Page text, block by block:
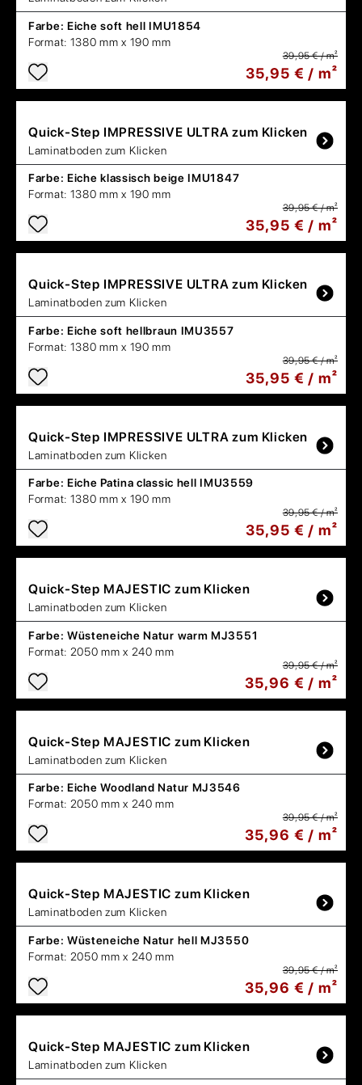
Farbe: Eiche soft hell IMU1854
Format: 1380 mm x 190 mm
39,95 € / m²
35,95 € / m²
Quick-Step IMPRESSIVE ULTRA zum Klicken
Laminatboden zum Klicken
Farbe: Eiche klassisch beige IMU1847
Format: 1380 mm x 190 mm
39,95 € / m²
35,95 € / m²
Quick-Step IMPRESSIVE ULTRA zum Klicken
Laminatboden zum Klicken
Farbe: Eiche soft hellbraun IMU3557
Format: 1380 mm x 190 mm
39,95 € / m²
35,95 € / m²
Quick-Step IMPRESSIVE ULTRA zum Klicken
Laminatboden zum Klicken
Farbe: Eiche Patina classic hell IMU3559
Format: 1380 mm x 190 mm
39,95 € / m²
35,95 € / m²
Quick-Step MAJESTIC zum Klicken
Laminatboden zum Klicken
Farbe: Wüsteneiche Natur warm MJ3551
Format: 2050 mm x 240 mm
39,95 € / m²
35,96 € / m²
Quick-Step MAJESTIC zum Klicken
Laminatboden zum Klicken
Farbe: Eiche Woodland Natur MJ3546
Format: 2050 mm x 240 mm
39,95 € / m²
35,96 € / m²
Quick-Step MAJESTIC zum Klicken
Laminatboden zum Klicken
Farbe: Wüsteneiche Natur hell MJ3550
Format: 2050 mm x 240 mm
39,95 € / m²
35,96 € / m²
Quick-Step MAJESTIC zum Klicken
Laminatboden zum Klicken